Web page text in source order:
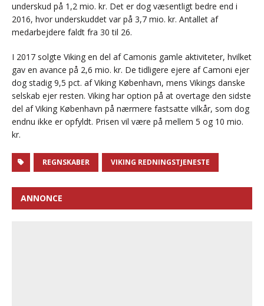
underskud på 1,2 mio. kr. Det er dog væsentligt bedre end i
2016, hvor underskuddet var på 3,7 mio. kr. Antallet af
medarbejdere faldt fra 30 til 26.
I 2017 solgte Viking en del af Camonis gamle aktiviteter, hvilket
gav en avance på 2,6 mio. kr. De tidligere ejere af Camoni ejer
dog stadig 9,5 pct. af Viking København, mens Vikings danske
selskab ejer resten. Viking har option på at overtage den sidste
del af Viking København på nærmere fastsatte vilkår, som dog
endnu ikke er opfyldt. Prisen vil være på mellem 5 og 10 mio.
kr.
REGNSKABER VIKING REDNINGSTJENESTE
ANNONCE